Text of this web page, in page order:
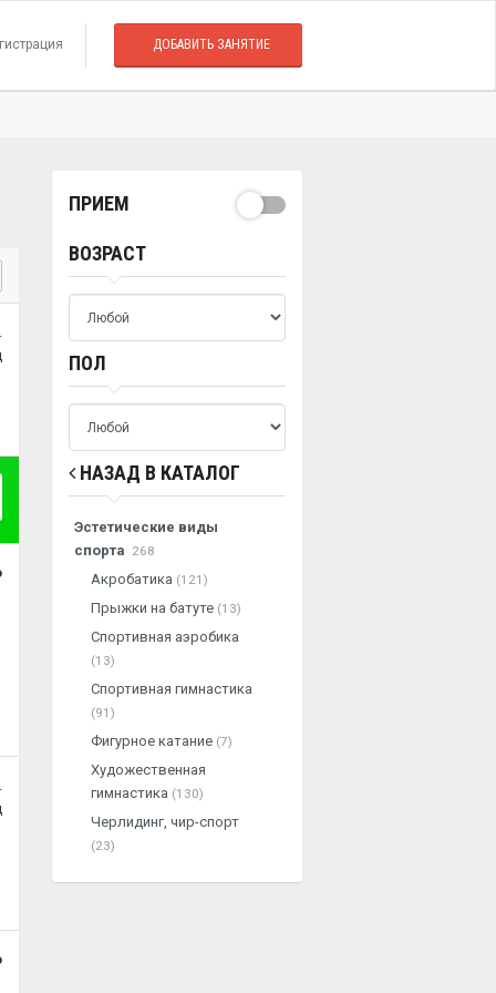
ДОБАВИТЬ ЗАНЯТИЕ
ПРИЕМ
ВОЗРАСТ
ПОЛ
НАЗАД В КАТАЛОГ
Эстетические виды
спорта 268
Акробатика (121)
Прыжки на батуте (13)
Спортивная аэробика
(13)
Спортивная гимнастика
(91)
Фигурное катание (7)
Художественная
гимнастика (130)
Черлидинг, чир-спорт
(23)